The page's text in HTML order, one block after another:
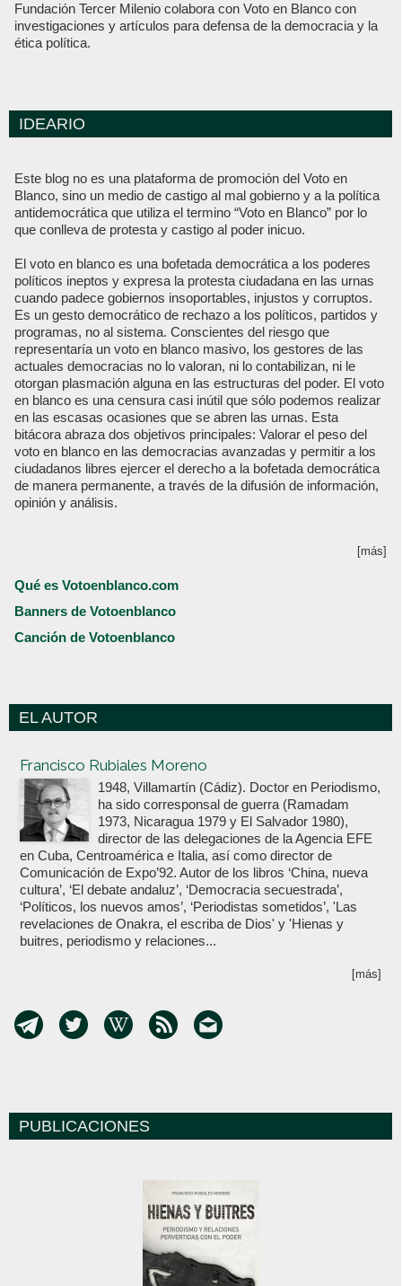
Fundación Tercer Milenio colabora con Voto en Blanco con
investigaciones y artículos para defensa de la democracia y la
ética política.
IDEARIO
Este blog no es una plataforma de promoción del Voto en
Blanco, sino un medio de castigo al mal gobierno y a la política
antidemocrática que utiliza el termino “Voto en Blanco” por lo
que conlleva de protesta y castigo al poder inicuo.
El voto en blanco es una bofetada democrática a los poderes
políticos ineptos y expresa la protesta ciudadana en las urnas
cuando padece gobiernos insoportables, injustos y corruptos.
Es un gesto democrático de rechazo a los políticos, partidos y
programas, no al sistema. Conscientes del riesgo que
representaría un voto en blanco masivo, los gestores de las
actuales democracias no lo valoran, ni lo contabilizan, ni le
otorgan plasmación alguna en las estructuras del poder. El voto
en blanco es una censura casi inútil que sólo podemos realizar
en las escasas ocasiones que se abren las urnas. Esta
bitácora abraza dos objetivos principales: Valorar el peso del
voto en blanco en las democracias avanzadas y permitir a los
ciudadanos libres ejercer el derecho a la bofetada democrática
de manera permanente, a través de la difusión de información,
opinión y análisis.
[más]
Qué es Votoenblanco.com
Banners de Votoenblanco
Canción de Votoenblanco
EL AUTOR
Francisco Rubiales Moreno
1948, Villamartín (Cádiz). Doctor en Periodismo,
ha sido corresponsal de guerra (Ramadam
1973, Nicaragua 1979 y El Salvador 1980),
director de las delegaciones de la Agencia EFE
en Cuba, Centroamérica e Italia, así como director de
Comunicación de Expo’92. Autor de los libros ‘China, nueva
cultura’, ‘El debate andaluz’, ‘Democracia secuestrada’,
‘Políticos, los nuevos amos’, ‘Periodistas sometidos’, 'Las
revelaciones de Onakra, el escriba de Dios' y 'Hienas y
buitres, periodismo y relaciones...
[más]
PUBLICACIONES